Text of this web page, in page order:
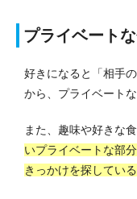
プライベート
好きになると「相手
から、プライベート
また、趣味や好きな
いプライベートな部
きっかけを探してい